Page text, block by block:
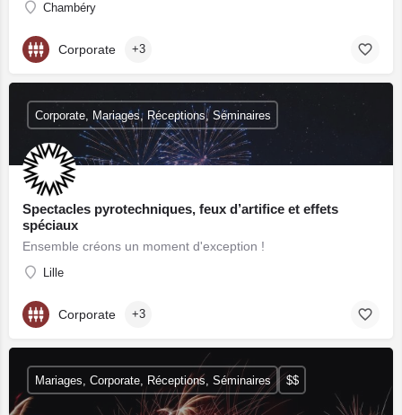
Chambéry
Corporate +3
Spectacles pyrotechniques, feux d’artifice et effets
spéciaux
Ensemble créons un moment d'exception !
Lille
Corporate, Mariages, Réceptions, Séminaires
Corporate +3
Mariages, Corporate, Réceptions, Séminaires $$